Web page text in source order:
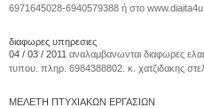
6971645028-6940579388 ή στο
διαφωρες υπηρεσιες
04 / 03 / 2011 αναλαμβανωνται διαφωρες
τυπου. πληρ. 6984388802. κ. χατζιδακης
ΜΕΛΕΤΗ ΠΤΥΧΙΑΚΩΝ ΕΡΓΑΣΙΩΝ